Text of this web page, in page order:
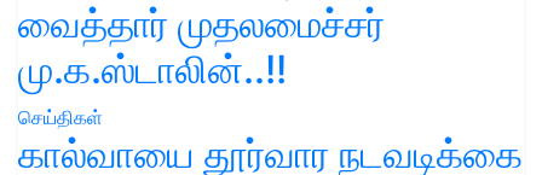
வைத்தார் முதலமைச்சர்
மு.க.ஸ்டாலின்..!!
செய்திகள்
கால்வாயை தூர்வார நடவடிக்கை